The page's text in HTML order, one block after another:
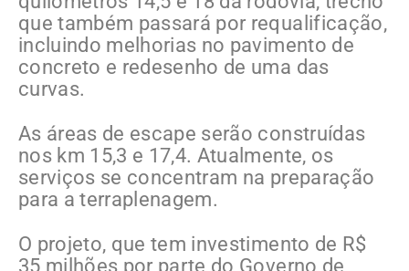
que também passará por requalificação,
incluindo melhorias no pavimento de
concreto e redesenho de uma das
curvas.
As áreas de escape serão construídas
nos km 15,3 e 17,4. Atualmente, os
serviços se concentram na preparação
para a terraplenagem.
O projeto, que tem investimento de R$
35 milhões por parte do Governo de